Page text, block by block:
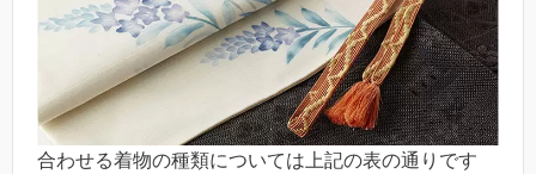
合わせる着物の種類については上記の表の通りです